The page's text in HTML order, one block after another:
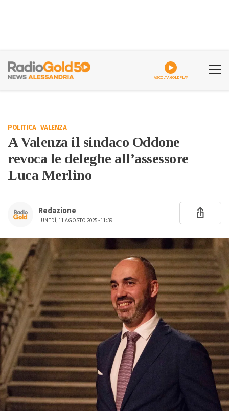
ASCOLTA GOLDPLAY
POLITICA-VALENZA
A Valenza il sindaco Oddone
revoca le deleghe all’assessore
Luca Merlino
Redazione
LUNEDÌ, 11 AGOSTO 2025 - 11:39